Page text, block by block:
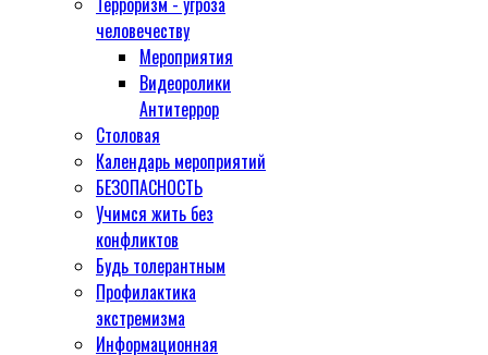
человечеству
Мероприятия
Видеоролики
Антитеррор
Столовая
Календарь мероприятий
БЕЗОПАСНОСТЬ
Учимся жить без
конфликтов
Будь толерантным
Профилактика
экстремизма
Информационная